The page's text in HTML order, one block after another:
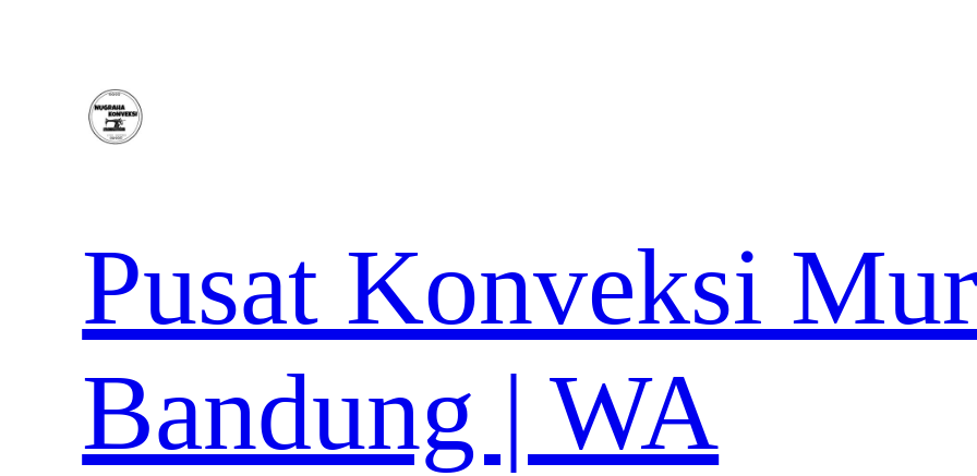
Pusat Konveksi
Bandung | WA